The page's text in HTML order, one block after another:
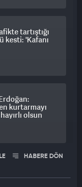
tartıştığı
kesti: 'Kafanı
kurtarmayı
olsun
HABERE DÖN